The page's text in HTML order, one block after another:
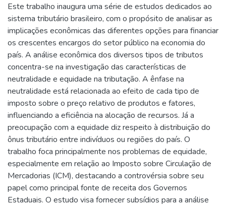
Este trabalho inaugura uma série de estudos dedicados ao
sistema tributário brasileiro, com o propósito de analisar as
implicações econômicas das diferentes opções para financiar
os crescentes encargos do setor público na economia do
país. A análise econômica dos diversos tipos de tributos
concentra-se na investigação das características de
neutralidade e equidade na tributação. A ênfase na
neutralidade está relacionada ao efeito de cada tipo de
imposto sobre o preço relativo de produtos e fatores,
influenciando a eficiência na alocação de recursos. Já a
preocupação com a equidade diz respeito à distribuição do
ônus tributário entre indivíduos ou regiões do país. O
trabalho foca principalmente nos problemas de equidade,
especialmente em relação ao Imposto sobre Circulação de
Mercadorias (ICM), destacando a controvérsia sobre seu
papel como principal fonte de receita dos Governos
Estaduais. O estudo visa fornecer subsídios para a análise